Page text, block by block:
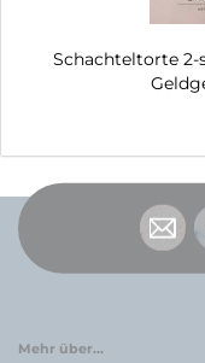
Schachteltorte
Mehr über...